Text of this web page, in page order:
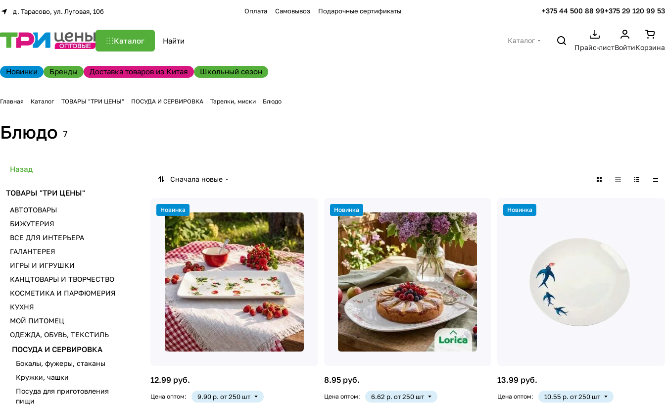
д. Тарасово, ул. Луговая, 10б Оплата Самовывоз Подарочные сертификаты +375 44 500 88 99+375 29 120 99 53
Каталог
Каталог
Прайс-листВойтиКорзина
Новинки Бренды Доставка товаров из Китая Школьный сезон
Главная Каталог ТОВАРЫ "ТРИ ЦЕНЫ" ПОСУДА И СЕРВИРОВКА Тарелки, миски Блюдо
Блюдо 7
Сначала новые
Новинка
12.99 руб.
Цена оптом: 9.90 р. от 250 шт
Новинка
8.95 руб.
Цена оптом: 6.62 р. от 250 шт
Новинка
13.99 руб.
Цена оптом: 10.55 р. от 250 шт
Назад
ТОВАРЫ "ТРИ ЦЕНЫ"
АВТОТОВАРЫ
БИЖУТЕРИЯ
ВСЕ ДЛЯ ИНТЕРЬЕРА
ГАЛАНТЕРЕЯ
ИГРЫ И ИГРУШКИ
КАНЦТОВАРЫ И ТВОРЧЕСТВО
КОСМЕТИКА И ПАРФЮМЕРИЯ
КУХНЯ
МОЙ ПИТОМЕЦ
ОДЕЖДА, ОБУВЬ, ТЕКСТИЛЬ
ПОСУДА И СЕРВИРОВКА
Бокалы, фужеры, стаканы
Кружки, чашки
Посуда для приготовления
пищи